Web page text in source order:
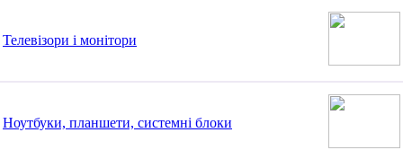
Телевізори і монітори
Ноутбуки, планшети, системні блоки